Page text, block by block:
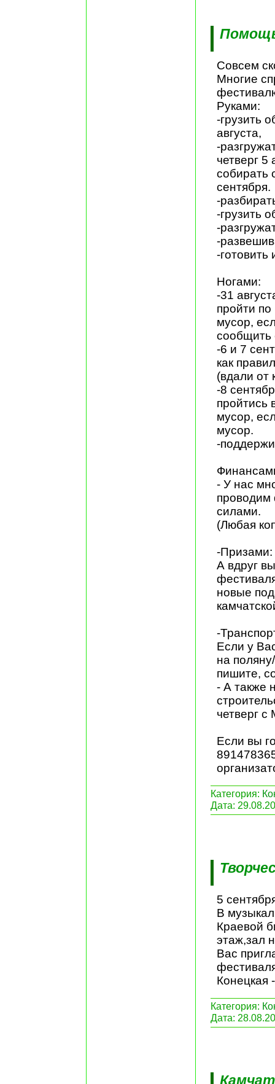
Совсем
Многие
Руками:
-грузить
августа,
-
четверг 5
собирать
сентября.
-
-грузить
-
-
-готовить
Ногами:
-31
пройти
мусор,
сообщить
-6 и 7
как
(вдали от
-8
пройтись
мусор,
мусор.
-
- У нас
проводим
силами.
(Любая
-Призами:
А вдруг
новые
-
Если у
на
пишите,
- А также
четверг с
Если вы
Категория:
Дата:
5
В
Краевой
этаж,зал
Вас
Конецкая -
Категория:
Дата: